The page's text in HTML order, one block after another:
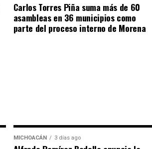
Carlos Torres Piña suma más de 60
asambleas en 36 municipios como
parte del proceso interno de Morena
MICHOACÁN 3 días ago